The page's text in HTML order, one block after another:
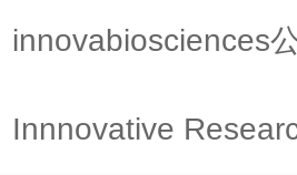
innovabiosciences公司
Innnovative Research of